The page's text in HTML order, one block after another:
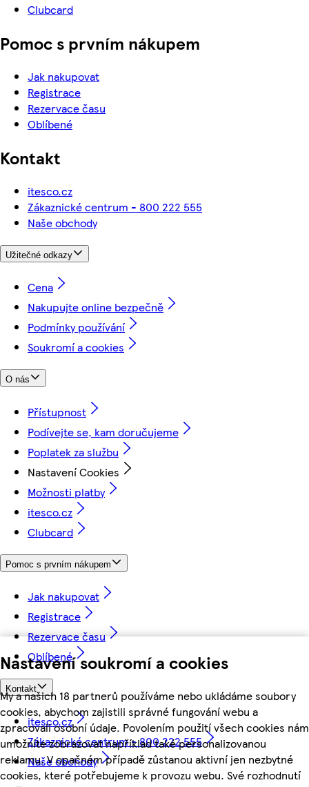
Nastavení soukromí a cookies
My a našich 18 partnerů používáme nebo ukládáme soubory
cookies, abychom zajistili správné fungování webu a
zpracovali osobní údaje. Povolením použití všech cookies nám
umožníte zobrazovat například také personalizovanou
reklamu. V opačném případě zůstanou aktivní jen nezbytné
cookies, které potřebujeme k provozu webu. Své rozhodnutí
Clubcard
Pomoc s prvním nákupem
Jak nakupovat
Registrace
Rezervace času
Oblíbené
Kontakt
itesco.cz
Zákaznické centrum - 800 222 555
Naše obchody
Užitečné odkazy
Cena
Nakupujte online bezpečně
Podmínky používání
Soukromí a cookies
O nás
Přístupnost
Podívejte se, kam doručujeme
Poplatek za službu
Nastavení Cookies
Možnosti platby
itesco.cz
Clubcard
Pomoc s prvním nákupem
Jak nakupovat
Registrace
Rezervace času
Oblíbené
Kontakt
itesco.cz
Zákaznické centrum - 800 222 555
Naše obchody